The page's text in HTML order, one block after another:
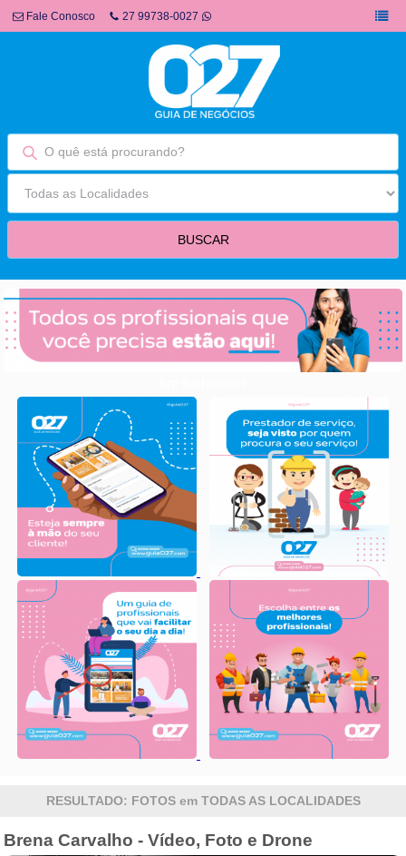
Fale Conosco 27 99738-0027
RESULTADO: FOTOS em TODAS AS LOCALIDADES
Brena Carvalho - Vídeo, Foto e Drone